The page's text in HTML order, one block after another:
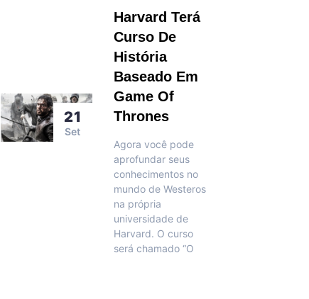
21
Set
Harvard Terá
Curso De
História
Baseado Em
Game Of
Thrones
Agora você pode
aprofundar seus
conhecimentos no
mundo de Westeros
na própria
universidade de
Harvard. O curso
será chamado “O